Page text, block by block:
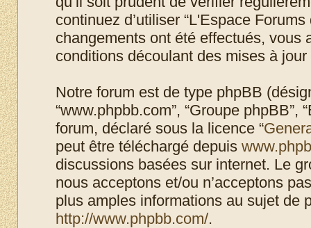
continuez d’utiliser “L'Espace
changements ont été effectués, vous
conditions découlant des mises à
Notre forum est de type phpBB
“www.phpbb.com”, “Groupe
forum, déclaré sous la licence “
peut être téléchargé depuis
discussions basées sur internet. Le
nous acceptons et/ou n’acceptons
plus amples informations au sujet de
http://www.phpbb.com/.